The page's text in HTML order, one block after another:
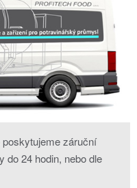
záruční
do 24 hodin, nebo dle